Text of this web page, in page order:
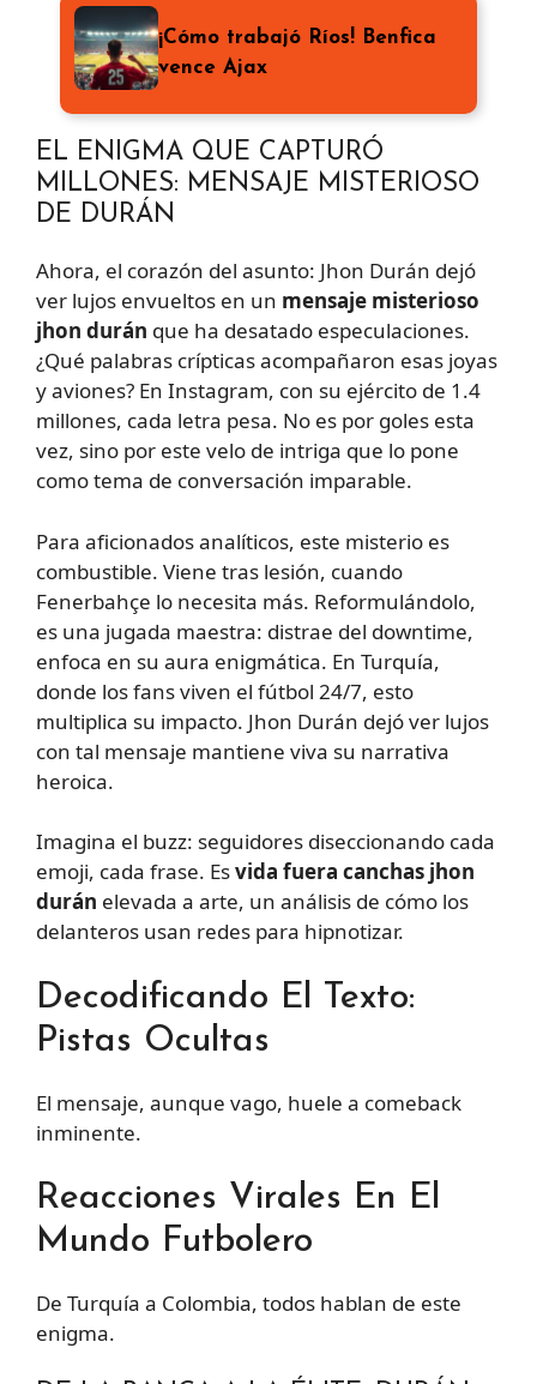
¡Cómo trabajó Ríos! Benfica
vence Ajax
EL ENIGMA QUE CAPTURÓ
MILLONES: MENSAJE MISTERIOSO
DE DURÁN
Ahora, el corazón del asunto: Jhon Durán dejó
ver lujos envueltos en un mensaje misterioso
jhon durán que ha desatado especulaciones.
¿Qué palabras crípticas acompañaron esas joyas
y aviones? En Instagram, con su ejército de 1.4
millones, cada letra pesa. No es por goles esta
vez, sino por este velo de intriga que lo pone
como tema de conversación imparable.
Para aficionados analíticos, este misterio es
combustible. Viene tras lesión, cuando
Fenerbahçe lo necesita más. Reformulándolo,
es una jugada maestra: distrae del downtime,
enfoca en su aura enigmática. En Turquía,
donde los fans viven el fútbol 24/7, esto
multiplica su impacto. Jhon Durán dejó ver lujos
con tal mensaje mantiene viva su narrativa
heroica.
Imagina el buzz: seguidores diseccionando cada
emoji, cada frase. Esvida fuera canchas jhon
durán elevada a arte, un análisis de cómo los
delanteros usan redes para hipnotizar.
Decodificando El Texto:
Pistas Ocultas
El mensaje, aunque vago, huele a comeback
inminente.
Reacciones Virales En El
Mundo Futbolero
De Turquía a Colombia, todos hablan de este
enigma.